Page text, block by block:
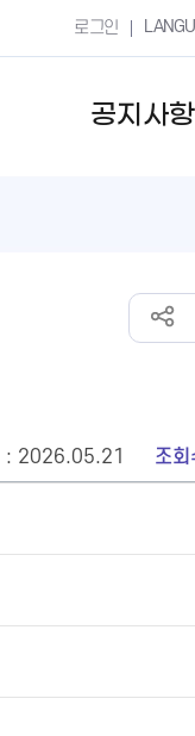
로그인
공지사항
: 2026.05.21 조회